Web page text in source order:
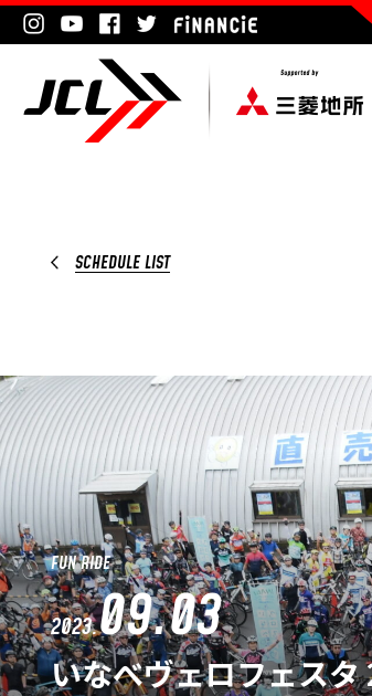
SCHEDULE LIST
FUN RIDE
2023.09.03
いなべヴェロフェス